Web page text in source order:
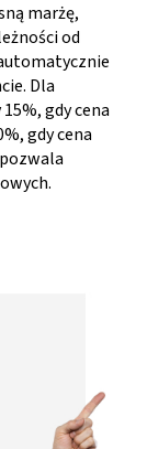
marżę,
od
Dla
gdy cena
gdy cena